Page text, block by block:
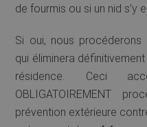
de fourmis ou si un nid s’y
Si oui, nous
qui éliminera
résidence. Ceci
OBLIGATOIREMENT
prévention extérieure